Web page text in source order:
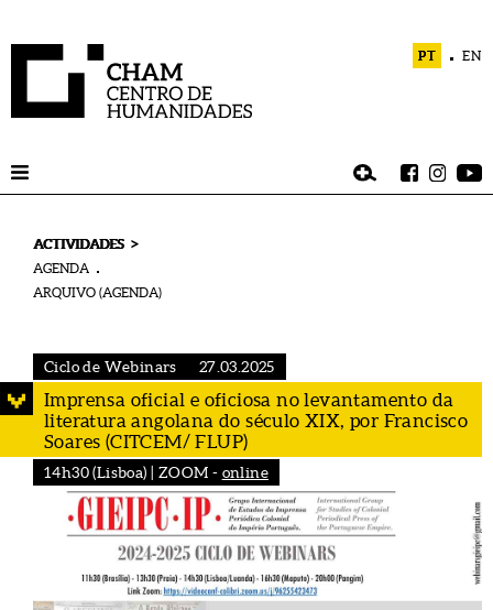
PT EN
ACTIVIDADES >
AGENDA
ARQUIVO (AGENDA)
Ciclo de Webinars 27.03.2025
Imprensa oficial e oficiosa no levantamento da
literatura angolana do século XIX, por Francisco
Soares (CITCEM/ FLUP)
14h30 (Lisboa) | ZOOM - online